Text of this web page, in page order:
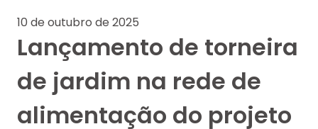
10 de outubro de 2025
Lançamento de torneira
de jardim na rede de
alimentação do projeto